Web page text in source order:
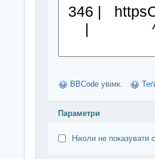
BBCode увімк.
Параметри
Ніколи не показувати